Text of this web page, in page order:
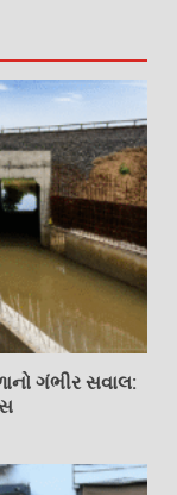
ગંભીર સવાલ: